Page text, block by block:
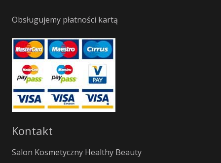
Obsługujemy płatności kartą
Kontakt
Salon Kosmetyczny Healthy Beauty